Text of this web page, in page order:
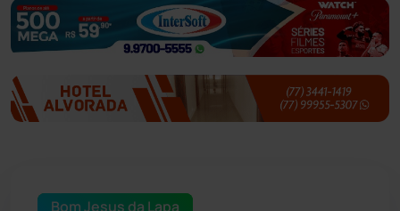
Bom Jesus da Lapa